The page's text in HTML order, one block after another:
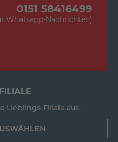
0151 58416499
Whatsapp-Nachrichten)
Lieblings-Filiale aus.